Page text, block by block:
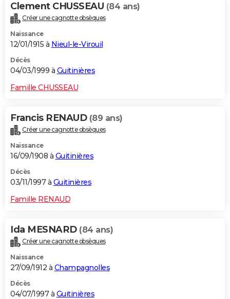
Clement CHUSSEAU (84 ans)
Créer une cagnotte obsèques
Naissance
12/01/1915 à Nieul-le-Virouil
Décès
04/03/1999 à Guitinières
Famille CHUSSEAU
Francis RENAUD (89 ans)
Créer une cagnotte obsèques
Naissance
16/09/1908 à Guitinières
Décès
03/11/1997 à Guitinières
Famille RENAUD
Ida MESNARD (84 ans)
Créer une cagnotte obsèques
Naissance
27/09/1912 à Champagnolles
Décès
04/07/1997 à Guitinières